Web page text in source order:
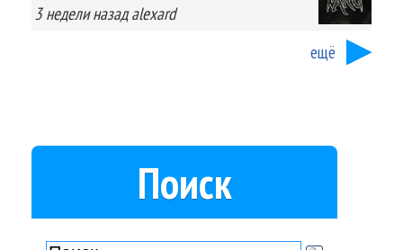
3 неделиназад alexard
ещё
Поиск